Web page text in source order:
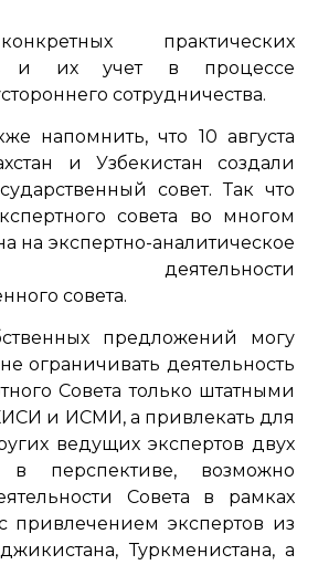
практических
и их учет в процессе
сотрудничества.
напомнить, что 10 августа
и Узбекистан создали
совет. Так что
совета во многом
на экспертно-аналитическое
деятельности
совета.
предложений могу
ограничивать деятельность
Совета только штатными
и ИСМИ, а привлекать для
ведущих экспертов двух
в перспективе, возможно
Совета в рамках
привлечением экспертов из
Туркменистана, а